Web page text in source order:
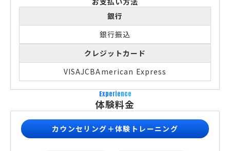
銀行
銀行振込
クレジットカード
VISAJCBAmerican Express
Experience
体験料金
カウンセリング＋体験トレーニング